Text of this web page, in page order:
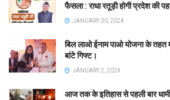
फैसला : राधा रतूड़ी होगी प्रदेश की
JANUARY 30, 2024
बिल लाओ ईनाम पाओ योजना के तहत
बांटे गिफ्ट।
JANUARY 2, 2024
आज तक के इतिहास से पहली बार